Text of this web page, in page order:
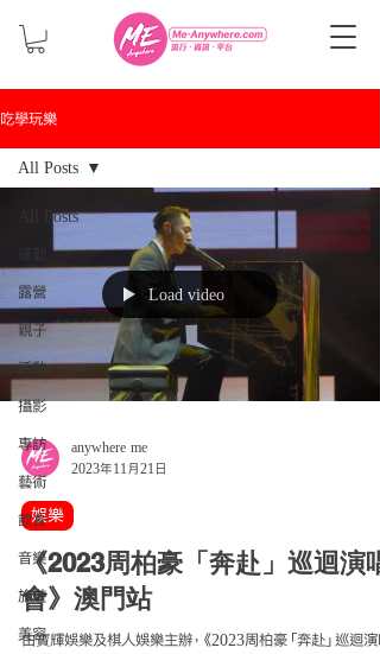
吃學玩樂
All Posts
露營
親子
活動
攝影
專訪
藝術
飲食
音樂
旅遊
美容
All Posts
Load video
anywhere me
2023年11月21日
娛樂
《2023周柏豪「奔赴」巡迴演唱
會》澳門站
由寶輝娛樂及棋人娛樂主辦，《2023周柏豪「奔赴」巡迴演